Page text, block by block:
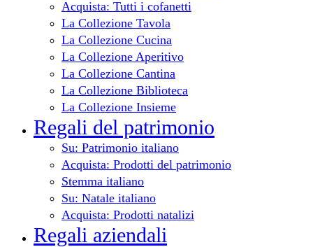
Acquista: Tutti i cofanetti
La Collezione Tavola
La Collezione Cucina
La Collezione Aperitivo
La Collezione Cantina
La Collezione Biblioteca
La Collezione Insieme
Regali del patrimonio
Su: Patrimonio italiano
Acquista: Prodotti del patrimonio
Stemma italiano
Su: Natale italiano
Acquista: Prodotti natalizi
Regali aziendali